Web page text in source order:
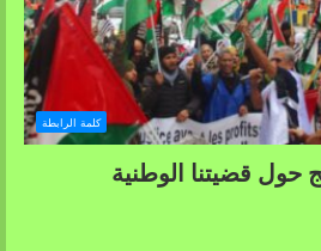
كلمة الرابطة
حول قضيتنا الوطنية